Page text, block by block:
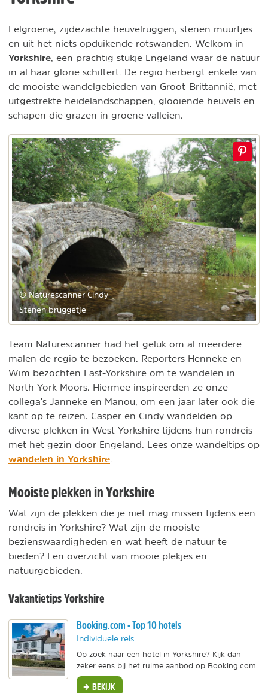
Felgroene, zijdezachte heuvelruggen, stenen muurtjes
en uit het niets opduikende rotswanden. Welkom in
Yorkshire , een prachtig stukje Engeland waar de natuur
in al haar glorie schittert. De regio herbergt enkele van
de mooiste wandelgebieden van Groot-Brittannië, met
uitgestrekte heidelandschappen, glooiende heuvels en
schapen die grazen in groene valleien.
© Naturescanner Cindy
Stenen bruggetje
Team Naturescanner had het geluk om al meerdere
malen de regio te bezoeken. Reporters Henneke en
Wim bezochten East-Yorkshire om te wandelen in
North York Moors. Hiermee inspireerden ze onze
collega's Janneke en Manou, om een jaar later ook die
kant op te reizen. Casper en Cindy wandelden op
diverse plekken in West-Yorkshire tijdens hun rondreis
met het gezin door Engeland. Lees onze wandeltips op
wandelen in Yorkshire
Mooiste plekken in Yorkshire
Wat zijn de plekken die je niet mag missen tijdens een
rondreis in Yorkshire? Wat zijn de mooiste
bezienswaardigheden en wat heeft de natuur te
bieden? Een overzicht van mooie plekjes en
natuurgebieden.
Vakantietips Yorkshire
Booking.com - Top 10 hotels
Individuele reis
Op zoek naar een hotel in Yorkshire? Kijk dan
zeker eens bij het ruime aanbod op Booking.com.
BEKIJK